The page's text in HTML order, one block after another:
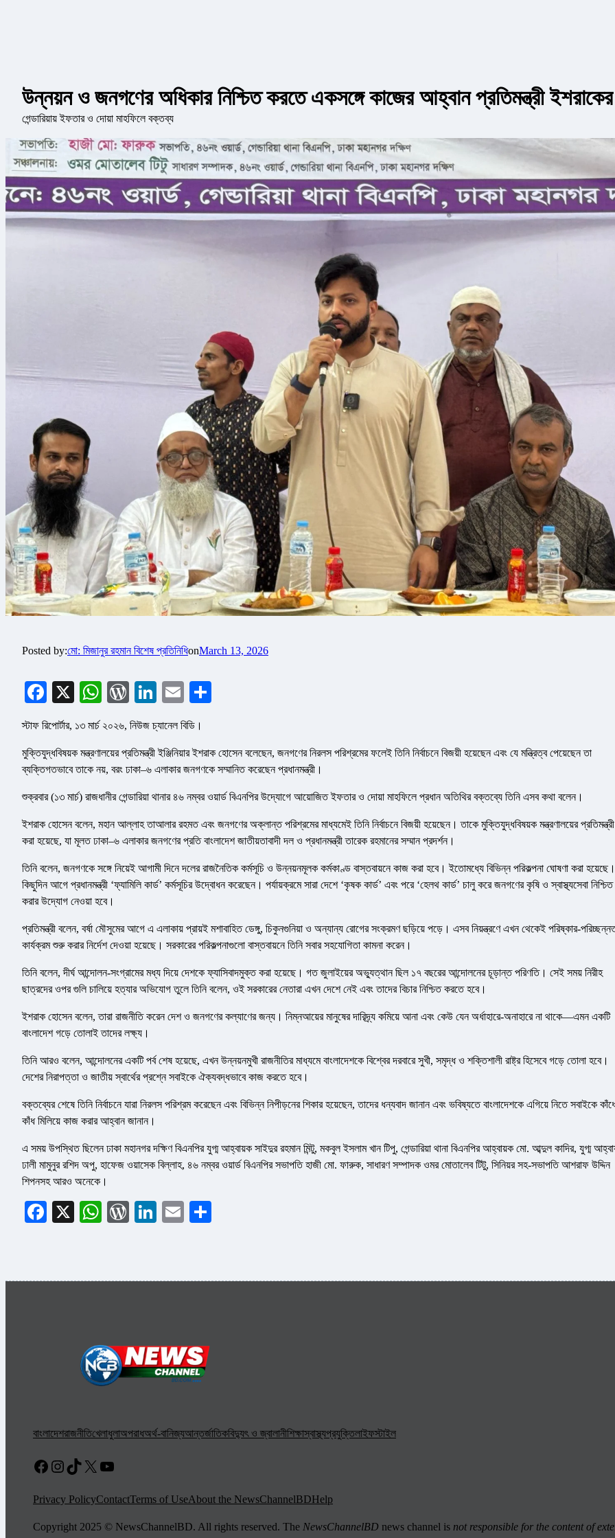
উন্নয়ন ও জনগণের অধিকার নিশ্চিত করতে একসঙ্গে কাজের আহ্বান প্রতিমন্ত্রী ইশরাকের
গেন্ডারিয়ায় ইফতার ও দোয়া মাহফিলে বক্তব্য
Posted by:মো: মিজানুর রহমান বিশেষ প্রতিনিধিonMarch 13, 2026
Facebook
X WhatsApp
WordPress
LinkedIn
Email
স্টাফ রিপোর্টার, ১৩ মার্চ ২০২৬, নিউজ চ্যানেল বিডি।
মুক্তিযুদ্ধবিষয়ক মন্ত্রণালয়ের প্রতিমন্ত্রী ইঞ্জিনিয়ার ইশরাক হোসেন বলেছেন, জনগণের নিরলস পরিশ্রমের ফলেই তিনি নির্বাচনে বিজয়ী হয়েছেন এবং যে মন্ত্রিত্ব পেয়েছেন তা
ব্যক্তিগতভাবে তাকে নয়, বরং ঢাকা–৬ এলাকার জনগণকে সম্মানিত করেছেন প্রধানমন্ত্রী।
শুক্রবার (১৩ মার্চ) রাজধানীর গেন্ডারিয়া থানার ৪৬ নম্বর ওয়ার্ড বিএনপির উদ্যোগে আয়োজিত ইফতার ও দোয়া মাহফিলে প্রধান অতিথির বক্তব্যে তিনি এসব কথা বলেন।
ইশরাক হোসেন বলেন, মহান আল্লাহ তাআলার রহমত এবং জনগণের অক্লান্ত পরিশ্রমের মাধ্যমেই তিনি নির্বাচনে বিজয়ী হয়েছেন। তাকে মুক্তিযুদ্ধবিষয়ক মন্ত্রণালয়ের প্রতিমন্ত্রী
করা হয়েছে, যা মূলত ঢাকা–৬ এলাকার জনগণের প্রতি বাংলাদেশ জাতীয়তাবাদী দল ও প্রধানমন্ত্রী তারেক রহমানের সম্মান প্রদর্শন।
তিনি বলেন, জনগণকে সঙ্গে নিয়েই আগামী দিনে দলের রাজনৈতিক কর্মসূচি ও উন্নয়নমূলক কর্মকাণ্ড বাস্তবায়নে কাজ করা হবে। ইতোমধ্যে বিভিন্ন পরিকল্পনা ঘোষণা করা হয়েছে।
কিছুদিন আগে প্রধানমন্ত্রী ‘ফ্যামিলি কার্ড’ কর্মসূচির উদ্বোধন করেছেন। পর্যায়ক্রমে সারা দেশে ‘কৃষক কার্ড’ এবং পরে ‘হেলথ কার্ড’ চালু করে জনগণের কৃষি ও স্বাস্থ্যসেবা নিশ্চিত
করার উদ্যোগ নেওয়া হবে।
প্রতিমন্ত্রী বলেন, বর্ষা মৌসুমের আগে এ এলাকায় প্রায়ই মশাবাহিত ডেঙ্গু, চিকুনগুনিয়া ও অন্যান্য রোগের সংক্রমণ ছড়িয়ে পড়ে। এসব নিয়ন্ত্রণে এখন থেকেই পরিষ্কার-
কার্যক্রম শুরু করার নির্দেশ দেওয়া হয়েছে। সরকারের পরিকল্পনাগুলো বাস্তবায়নে তিনি সবার সহযোগিতা কামনা করেন।
তিনি বলেন, দীর্ঘ আন্দোলন-সংগ্রামের মধ্য দিয়ে দেশকে ফ্যাসিবাদমুক্ত করা হয়েছে। গত জুলাইয়ের অভ্যুত্থান ছিল ১৭ বছরের আন্দোলনের চূড়ান্ত পরিণতি। সেই সময় নিরীহ
ছাত্রদের ওপর গুলি চালিয়ে হত্যার অভিযোগ তুলে তিনি বলেন, ওই সরকারের নেতারা এখন দেশে নেই এবং তাদের বিচার নিশ্চিত করতে হবে।
ইশরাক হোসেন বলেন, তারা রাজনীতি করেন দেশ ও জনগণের কল্যাণের জন্য। নিম্নআয়ের মানুষের দারিদ্র্য কমিয়ে আনা এবং কেউ যেন অর্ধাহারে-অনাহারে না থাকে—এমন একটি
বাংলাদেশ গড়ে তোলাই তাদের লক্ষ্য।
তিনি আরও বলেন, আন্দোলনের একটি পর্ব শেষ হয়েছে, এখন উন্নয়নমুখী রাজনীতির মাধ্যমে বাংলাদেশকে বিশ্বের দরবারে সুখী, সমৃদ্ধ ও শক্তিশালী রাষ্ট্র হিসেবে গড়ে তোলা হবে।
দেশের নিরাপত্তা ও জাতীয় স্বার্থের প্রশ্নে সবাইকে ঐক্যবদ্ধভাবে কাজ করতে হবে।
বক্তব্যের শেষে তিনি নির্বাচনে যারা নিরলস পরিশ্রম করেছেন এবং বিভিন্ন নিপীড়নের শিকার হয়েছেন, তাদের ধন্যবাদ জানান এবং ভবিষ্যতে বাংলাদেশকে এগিয়ে নিতে সবাইকে
কাঁধ মিলিয়ে কাজ করার আহ্বান জানান।
এ সময় উপস্থিত ছিলেন ঢাকা মহানগর দক্ষিণ বিএনপির যুগ্ম আহ্বায়ক সাইদুর রহমান মিন্টু, মকবুল ইসলাম খান টিপু, গেন্ডারিয়া থানা বিএনপির আহ্বায়ক মো. আব্দুল কাদির, যুগ্ম
ঢালী মামুনুর রশিদ অপু, হাফেজ ওয়াসেক বিল্লাহ, ৪৬ নম্বর ওয়ার্ড বিএনপির সভাপতি হাজী মো. ফারুক, সাধারণ সম্পাদক ওমর মোতালেব টিটু, সিনিয়র সহ-সভাপতি আশরাফ উদ্দিন
শিপনসহ আরও অনেকে।
Facebook
X WhatsApp
WordPress
LinkedIn
Email
বাংলাদেশরাজনীতিখেলাধুলাঅপরাধঅর্থ-বানিজ্যআন্তর্জাতিকবিদ্যুৎ ও জ্বালানীশিক্ষাস্বাস্থ্যপ্রযুক্তিলাইফস্টাইল
Facebook
Instagram
TikTok
X YouTube
Privacy PolicyContactTerms of UseAbout the NewsChannelBDHelp
Copyright 2025 © NewsChannelBD. All rights reserved. The NewsChannelBD news channel is not responsible for the content of